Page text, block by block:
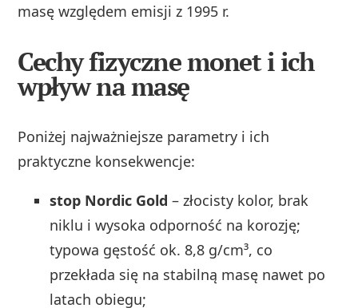
masę względem emisji z 1995 r.
Cechy fizyczne monet i ich
wpływ na masę
Poniżej najważniejsze parametry i ich
praktyczne konsekwencje:
stop Nordic Gold – złocisty kolor, brak
niklu i wysoka odporność na korozję;
typowa gęstość ok. 8,8 g/cm³, co
przekłada się na stabilną masę nawet po
latach obiegu;